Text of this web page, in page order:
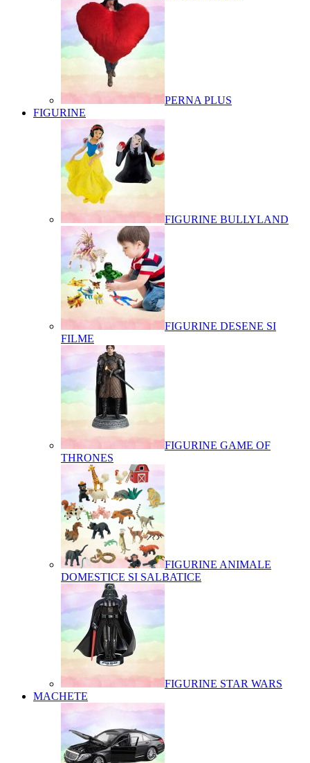
PERNA PLUS
FIGURINE
FIGURINE BULLYLAND
FIGURINE DESENE SI
FILME
FIGURINE GAME OF
THRONES
FIGURINE ANIMALE
DOMESTICE SI SALBATICE
FIGURINE STAR WARS
MACHETE